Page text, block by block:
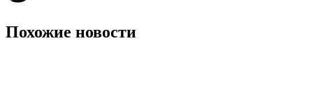
Twitter
Похожие новости